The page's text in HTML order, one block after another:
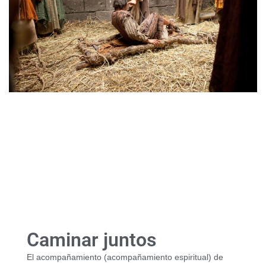
Caminar juntos
El acompañamiento (acompañamiento espiritual) de